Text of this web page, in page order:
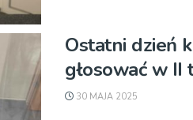
Ostatni dzień
głosować w II
30 MAJA 2025